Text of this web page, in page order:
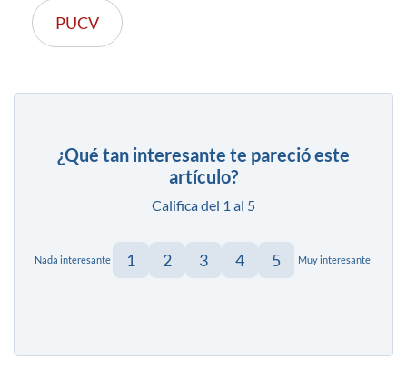
PUCV
¿Qué tan interesante te pareció este
artículo?
Califica del 1 al 5
Nada interesante 1 2 3 4 5 Muy interesante